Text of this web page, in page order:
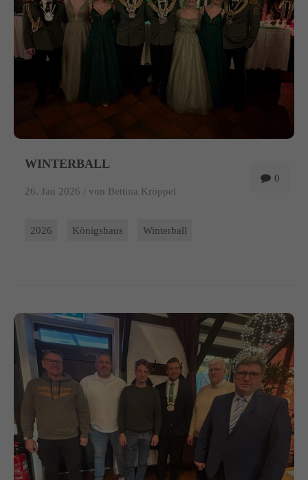
0
WINTERBALL
26. Jan 2026 / von Bettina Kröppel
2026 Königshaus Winterball